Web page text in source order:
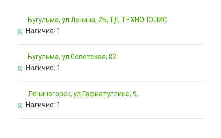
Бугульма, ул.Ленина, 2Б, ТД ТЕХНОПОЛИС
Наличие: 1
Бугульма, ул.Советская, 82
Наличие: 1
Лениногорск, ул.Гафиатуллина, 9,
Наличие: 1